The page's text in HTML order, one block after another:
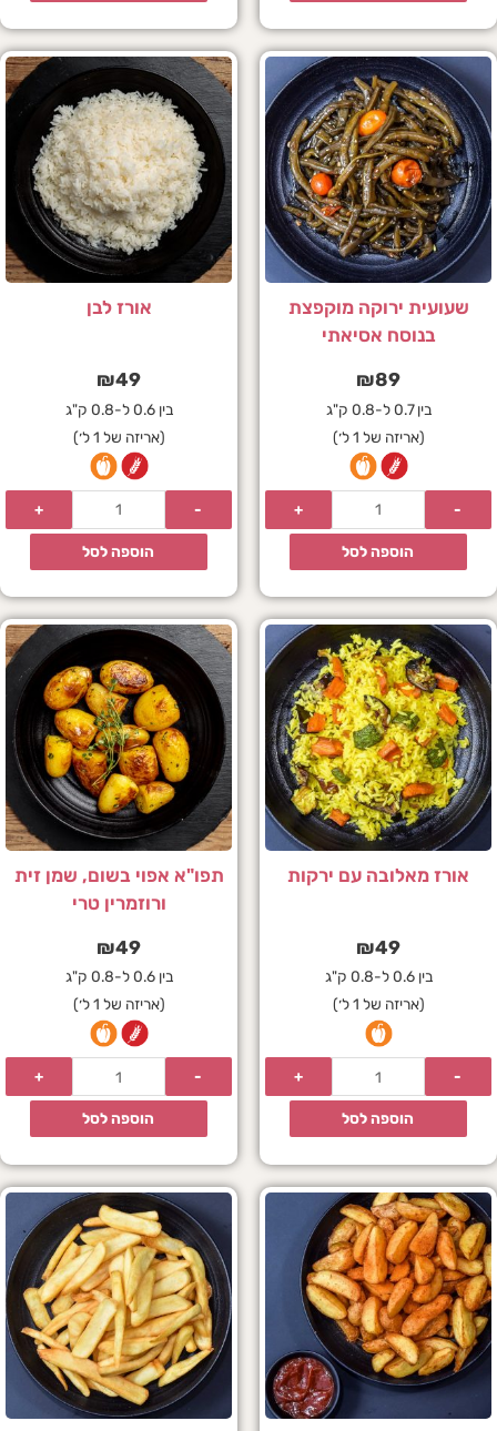
שעועית ירוקה מוקפצת
בנוסח אסיאתי
₪89
בין 0.7 ל-0.8 ק"ג
(אריזה של 1 ל׳)
הוספה לסל
אורז לבן
₪49
בין 0.6 ל-0.8 ק"ג
(אריזה של 1 ל׳)
הוספה לסל
אורז מאלובה עם ירקות
₪49
בין 0.6 ל-0.8 ק"ג
(אריזה של 1 ל׳)
הוספה לסל
תפו"א אפוי בשום, שמן זית
ורוזמרין טרי
₪49
בין 0.6 ל-0.8 ק"ג
(אריזה של 1 ל׳)
הוספה לסל